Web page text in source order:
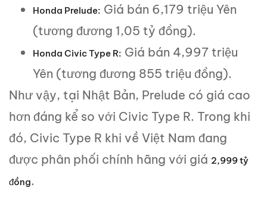
Honda Prelude: Giá bán 6,179 triệu Yên
(tương đương 1,05 tỷ đồng).
Honda Civic Type R: Giá bán 4,997 triệu
Yên (tương đương 855 triệu đồng).
Như vậy, tại Nhật Bản, Prelude có giá cao
hơn đáng kể so với Civic Type R. Trong khi
đó, Civic Type R khi về Việt Nam đang
được phân phối chính hãng với giá 2,999 tỷ
đồng.